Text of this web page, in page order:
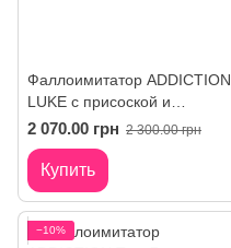
Фаллоимитатор ADDICTION
LUKE с присоской и
вибропулей
2 070.00 грн 2 300.00 грн
Купить
−10%